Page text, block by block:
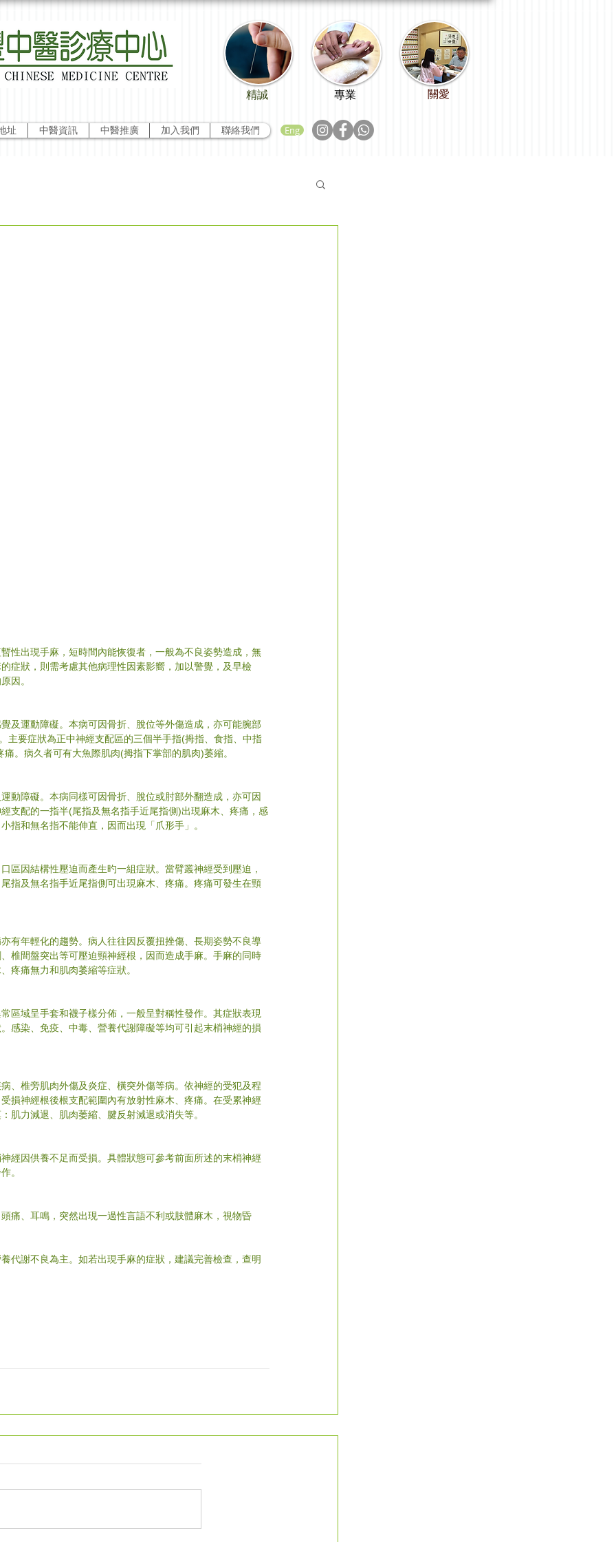
精誠
址 中醫資訊 中醫推廣 加入我們 聯絡我們 Eng
專業 關愛
性出現手麻，短時間內能恢復者，一般為不良姿勢造成，無
症狀，則需考慮其他病理性因素影嚮，加以警覺，及早檢
因。
及運動障礙。本病可因骨折、脫位等外傷造成，亦可能腕部
主要症狀為正中神經支配區的三個半手指(拇指、食指、中指
。病久者可有大魚際肌肉(拇指下掌部的肌肉)萎縮。
動障礙。本病同樣可因骨折、脫位或肘部外翻造成，亦可因
支配的一指半(尾指及無名指手近尾指側)出現麻木、疼痛，感
指和無名指不能伸直，因而出現「爪形手」。
區因結構性壓迫而產生旳一組症狀。當臂叢神經受到壓迫，
指及無名指手近尾指側可出現麻木、疼痛。疼痛可發生在頸
有年輕化的趨勢。病人往往因反覆扭挫傷、長期姿勢不良導
椎間盤突出等可壓迫頸神經根，因而造成手麻。手麻的同時
疼痛無力和肌肉萎縮等症狀。
區域呈手套和襪子樣分佈，一般呈對稱性發作。其症狀表現
感染、免疫、中毒、營養代謝障礙等均可引起末梢神經的損
、椎旁肌肉外傷及炎症、橫突外傷等病。依神經的受犯及程
損神經根後根支配範圍內有放射性麻木、疼痛。在受累神經
肌力減退、肌肉萎縮、腱反射減退或消失等。
經因供養不足而受損。具體狀態可參考前面所述的末梢神經
。
痛、耳鳴，突然出現一過性言語不利或肢體麻木，視物昏
代謝不良為主。如若出現手麻的症狀，建議完善檢查，查明